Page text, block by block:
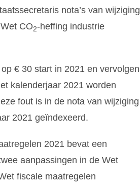
nota’s van wijziging
CO2-heffing industrie
€ 30 start in 2021 en
kalenderjaar 2021 worden
fout is in de nota van wijziging
2021 geïndexeerd.
2021 bevat een
aanpassingen in de Wet
fiscale maatregelen